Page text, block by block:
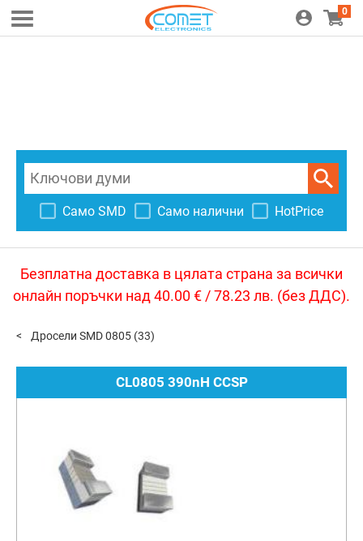
0
Само SMD Само налични HotPrice
Безплатна доставка в цялата страна за всички
онлайн поръчки над 40.00 € / 78.23 лв. (без ДДС).
Дросели SMD 0805 (33)
CL0805 390nH CCSP